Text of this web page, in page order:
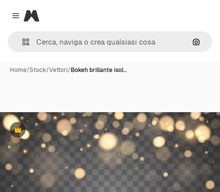
Close menu
Magnific
Cerca
Home/Stock/Vettori/Bokeh brillante isol…
Premium